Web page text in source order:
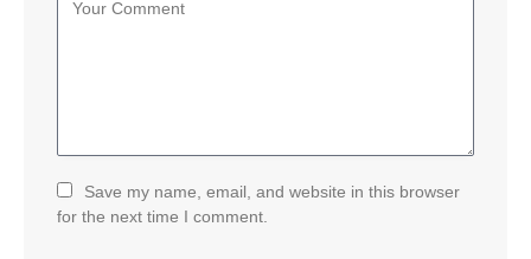
Save my name, email, and website in this browser
for the next time I comment.